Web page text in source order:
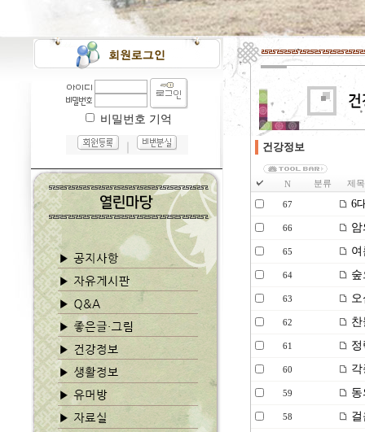
비밀번호 기억
건강정보
N 분류 제목
67 6
66
65
64
63
62
61
60
59
58